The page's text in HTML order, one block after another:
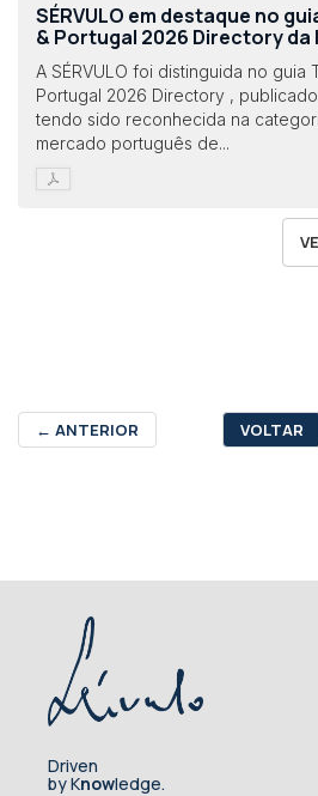
SÉRVULO em destaque no
& Portugal 2026 Directory da
A SÉRVULO foi distinguida no guia
Portugal 2026 Directory ,
tendo sido reconhecida na
mercado português de...
← ANTERIOR VOLTAR
Driven
by Knowledge.